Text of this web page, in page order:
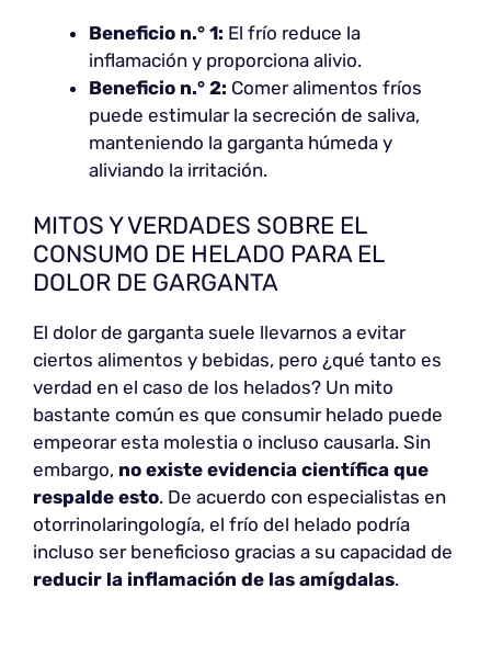
Beneficio n.° 1: El frío reduce la
inflamación y proporciona alivio.
Beneficio n.° 2: Comer alimentos fríos
puede estimular la secreción de saliva,
manteniendo la garganta húmeda y
aliviando la irritación.
MITOS Y VERDADES SOBRE EL
CONSUMO DE HELADO PARA EL
DOLOR DE GARGANTA
El dolor de garganta suele llevarnos a evitar
ciertos alimentos y bebidas, pero ¿qué tanto es
verdad en el caso de los helados? Un mito
bastante común es que consumir helado puede
empeorar esta molestia o incluso causarla. Sin
embargo, no existe evidencia científica que
respalde esto. De acuerdo con especialistas en
otorrinolaringología, el frío del helado podría
incluso ser beneficioso gracias a su capacidad de
reducir la inflamación de las amígdalas.